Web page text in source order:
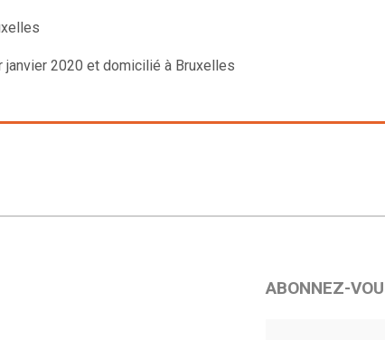
janvier 2020 et domicilié à Bruxelles
ABONNEZ-